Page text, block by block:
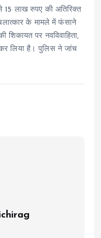
से 15 लाख रुपए की अतिरिक्त
के मामले में फंसाने
शिकायत पर नवविवाहिता,
लिया है। पुलिस ने जांच